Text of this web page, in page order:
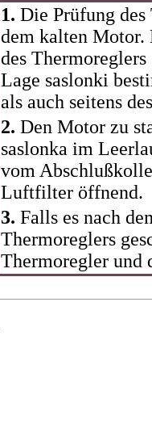
1. Die Prüfung des
dem kalten Motor.
des
Lage saslonki
als auch seitens
2. Den Motor zu
saslonka im
vom
Luftfilter öffnend.
3. Falls es nach
Thermoreglers
Thermoregler und